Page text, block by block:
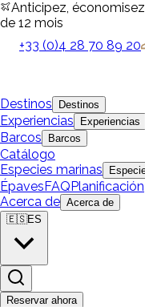
Anticipez,
de 12 mois
+33 (0)4 28 70 89 20
Destinos Destinos
Experiencias Experiencias
Barcos Barcos
Catálogo
Especies marinas
ÉpavesFAQPlanificación
Acerca de Acerca de
🇪🇸ES
Reservar ahora